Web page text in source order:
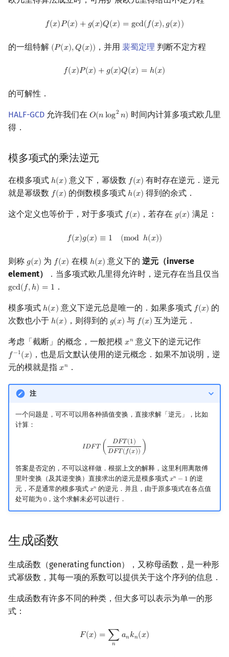
𝑓(𝑥)𝑃(𝑥) +𝑔(𝑥)𝑄(𝑥) = gcd(𝑓(𝑥),𝑔(𝑥))
f(x)P x) +g(x)Q(x)= gcd(f(x),g(x )
的一组特解 (𝑃(𝑥),𝑄(𝑥))
(P(x),Q(x)) ，并用 裴蜀定理 判断不定方程
𝑓(𝑥)𝑃(𝑥) +𝑔(𝑥)𝑄(𝑥) = ℎ(𝑥)
f (x)P( x)+ g(x)Q(x)= h(x )
的可解性．
HALF-GCD 允许我们在 𝑂(𝑛log2 𝑛)
O(nlog2n)
时间内计算多项式欧几里
得．
模多项式的乘法逆元
在模多项式 ℎ(𝑥)
h(x) 意义下，幂级数 𝑓(𝑥)
f(x) 有时存在逆元．逆元
就是幂级数 𝑓(𝑥)
f(x) 的倒数模多项式 ℎ(𝑥)
h(x) 得到的余式．
这个定义也等价于，对于多项式 𝑓(𝑥)
f(x) ，若存在 𝑔(𝑥)
g(x) 满足：
𝑓(𝑥)𝑔(𝑥) ≡ 1 (mod ℎ(𝑥))
f(x)g( x)≡1 modh( x))
则称 𝑔(𝑥)
g(x) 为 𝑓(𝑥)
f(x) 在模 ℎ(𝑥)
h(x) 意义下的逆元（inverse
element）
．当多项式欧几里得允许时，逆元存在当且仅当
gcd(𝑓,ℎ) = 1
gcd(f,h)= 1 ．
模多项式 ℎ(𝑥)
h(x) 意义下逆元总是唯一的．如果多项式 𝑓(𝑥)
f(x)
的
次数也小于 ℎ(𝑥)
h(x) ，则得到的 𝑔(𝑥)
g(x) 与 𝑓(𝑥)
f(x) 互为逆元．
考虑「截断」的概念，一般把模 𝑥𝑛
xn 意义下的逆元记作
𝑓−1(𝑥)
f−1(x)
，也是后文默认使用的逆元概念．如果不加说明，逆
元的模就是指 𝑥𝑛
xn ．
注
一个问题是，可不可以用各种插值变换，直接求解「逆元」，比如
计算：
𝐼𝐷𝐹𝑇 ( 𝐷𝐹𝑇 (1)
𝐷𝐹𝑇 (𝑓(𝑥)) )
DF (1)DFT(f(x )
答案是否定的，不可以这样做．根据上文的解释，这里利用离散傅
里叶变换（及其逆变换）直接求出的逆元是模多项式 𝑥𝑛 − 1
xn −1
的逆
元，不是通常的模多项式 𝑥𝑛
xn 的逆元．并且，由于原多项式在各点值
处可能为 0
0，这个求解未必可以进行．
生成函数
生成函数（generating function），又称母函数，是一种形
式幂级数，其每一项的系数可以提供关于这个序列的信息．
生成函数有许多不同的种类，但大多可以表示为单一的形
式：
𝐹(𝑥) = ∑
𝑛
𝑎𝑛𝑘𝑛(𝑥)
F(x )= ∑nank n( )